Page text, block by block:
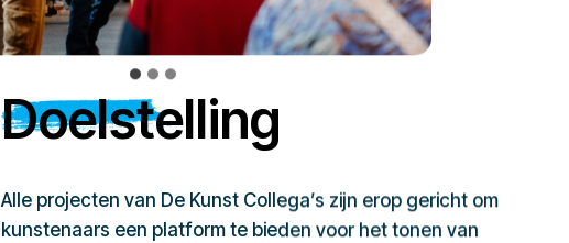
Doelstelling
Alle projecten van De Kunst Collega’s zijn erop gericht om
kunstenaars een platform te bieden voor het tonen van